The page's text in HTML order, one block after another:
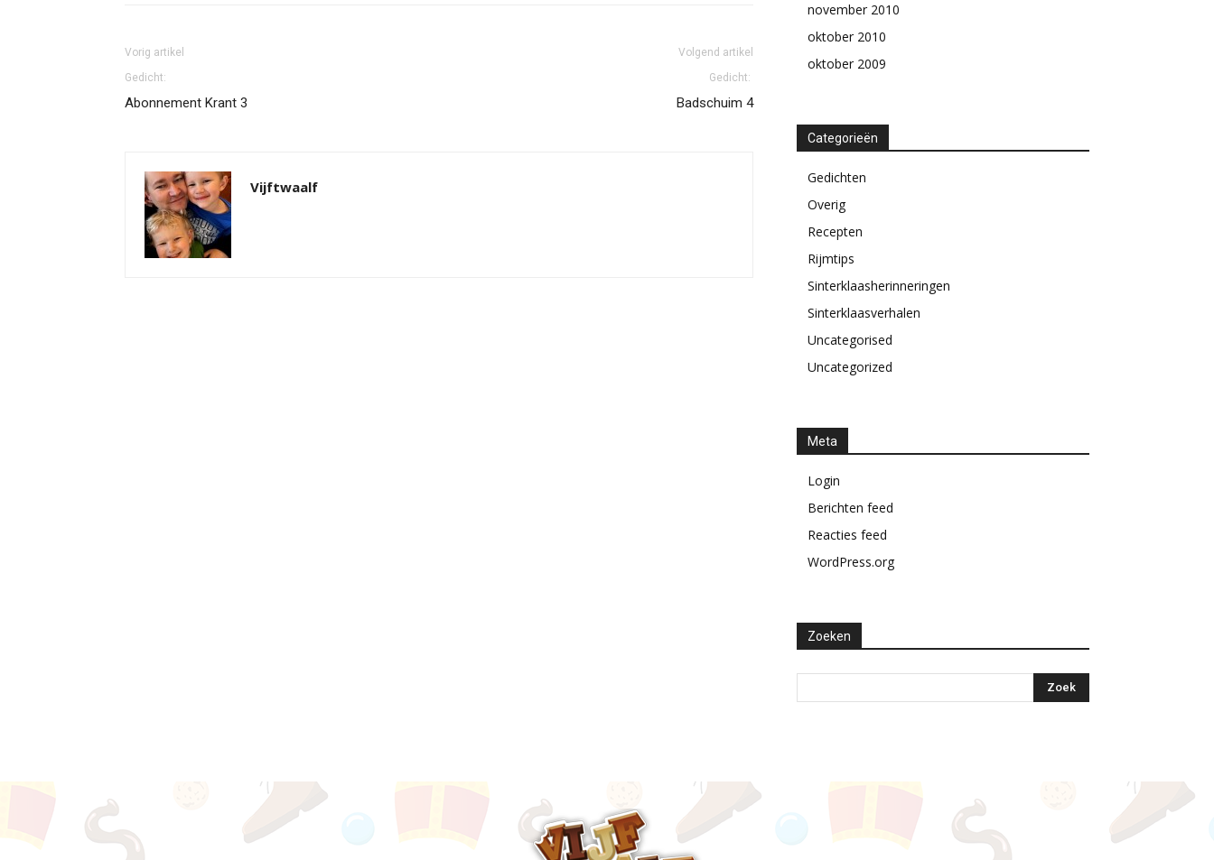
Vorig artikel
Gedicht:
Abonnement Krant 3
Volgend artikel
Gedicht:
Badschuim 4
Vijftwaalf
november 2010
oktober 2010
oktober 2009
Categorieën
Gedichten
Overig
Recepten
Rijmtips
Sinterklaasherinneringen
Sinterklaasverhalen
Uncategorised
Uncategorized
Meta
Login
Berichten feed
Reacties feed
WordPress.org
Zoeken